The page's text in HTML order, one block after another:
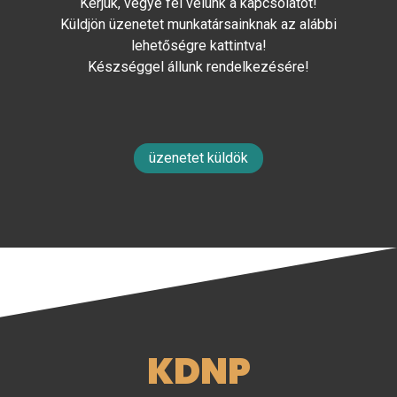
Küldjön üzenetet munkatársainknak az alábbi
lehetőségre kattintva!
Készséggel állunk rendelkezésére!
üzenetet küldök
KDNP